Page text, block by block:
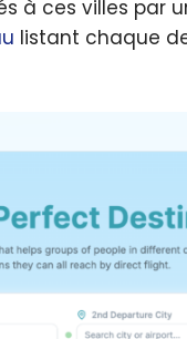
à ces villes par
listant chaque